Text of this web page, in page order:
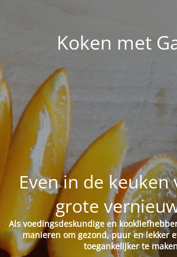
Koken met
Even in de keuken
grote
Als voedingsdeskundige en
manieren om gezond, puur en lekker
toegankelijker te